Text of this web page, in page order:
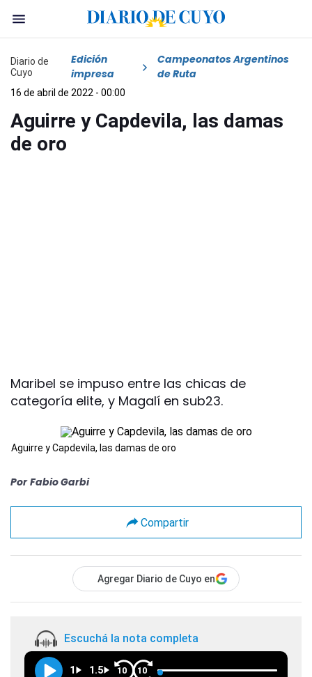
Diario de
Cuyo
Edición
impresa
Campeonatos Argentinos
de Ruta
16 de abril de 2022 - 00:00
Aguirre y Capdevila, las damas
de oro
Maribel se impuso entre las chicas de
categoría elite, y Magalí en sub23.
Aguirre y Capdevila, las damas de oro
Por Fabio Garbi
Compartir
Agregar Diario de Cuyo en
Escuchá la nota completa
1 1.5 10 10